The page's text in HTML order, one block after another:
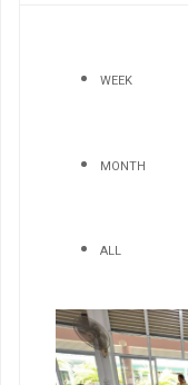
WEEK
MONTH
ALL